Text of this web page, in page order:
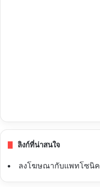
ลิงก์ที่น่าสนใจ
ลงโฆษณากับแพทโซนิค